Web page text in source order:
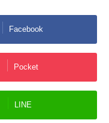
Facebook
Pocket
LINE